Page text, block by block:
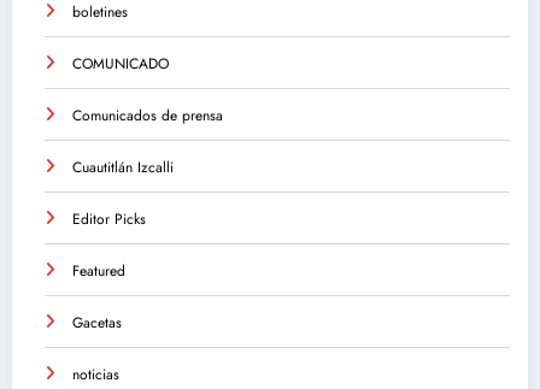
boletines
COMUNICADO
Comunicados de prensa
Cuautitlán Izcalli
Editor Picks
Featured
Gacetas
noticias